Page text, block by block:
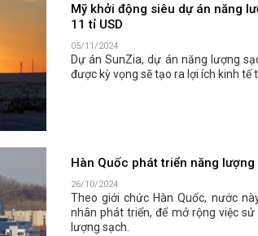
Mỹ khởi động siêu dự án năng
11 tỉ USD
05/11/2024
Dự án SunZia, dự án năng lượng
được kỳ vọng sẽ tạo ra lợi ích kinh tế
Hàn Quốc phát triển năng lượng
26/10/2024
Theo giới chức Hàn Quốc, nước
nhân phát triển, để mở rộng việc
lượng sạch.